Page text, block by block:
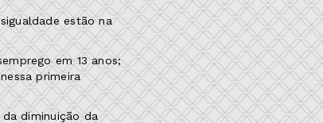
estão na
em 13 anos;
primeira
diminuição da